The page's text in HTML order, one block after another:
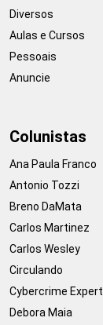
Diversos
Aulas e Cursos
Pessoais
Anuncie
Colunistas
Ana Paula Franco
Antonio Tozzi
Breno DaMata
Carlos Martinez
Carlos Wesley
Circulando
Cybercrime Expert
Debora Maia